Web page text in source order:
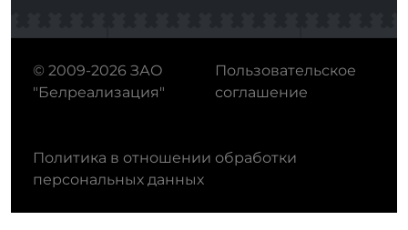
© 2009-2026 ЗАО
"Белреализация"
Пользовательское
соглашение
Политика в отношении обработки
персональных данных